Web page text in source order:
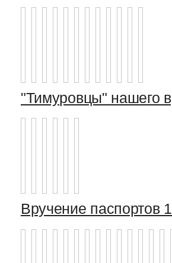
"Тимуровцы" нашего
Вручение паспортов